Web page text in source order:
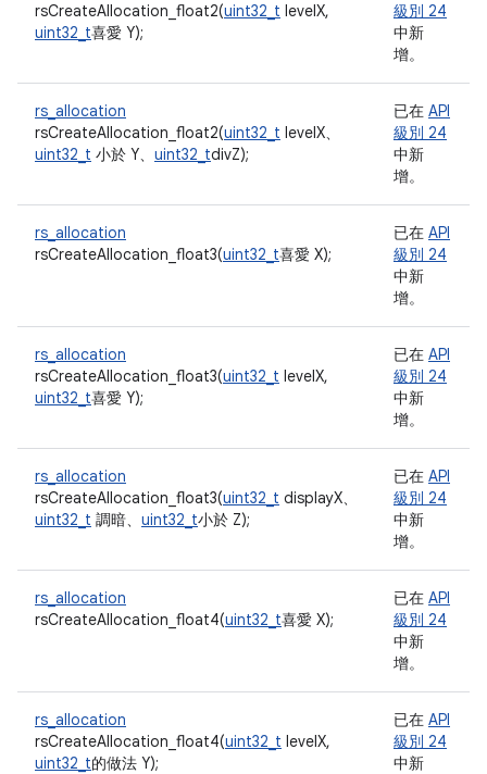
rsCreateAllocation_float2(uint32_t levelX,
uint32_t喜愛 Y);
級別 24
中新
增。
rs_allocation
rsCreateAllocation_float2(uint32_t levelX、
uint32_t 小於 Y、 uint32_tdivZ);
已在 API
級別 24
中新
增。
rs_allocation
rsCreateAllocation_float3(uint32_t喜愛 X);
已在 API
級別 24
中新
增。
rs_allocation
rsCreateAllocation_float3(uint32_t levelX,
uint32_t喜愛 Y);
已在 API
級別 24
中新
增。
rs_allocation
rsCreateAllocation_float3(uint32_t displayX、
uint32_t 調暗、 uint32_t小於 Z);
已在 API
級別 24
中新
增。
rs_allocation
rsCreateAllocation_float4(uint32_t喜愛 X);
已在 API
級別 24
中新
增。
rs_allocation
rsCreateAllocation_float4(uint32_t levelX,
uint32_t的做法 Y);
已在 API
級別 24
中新